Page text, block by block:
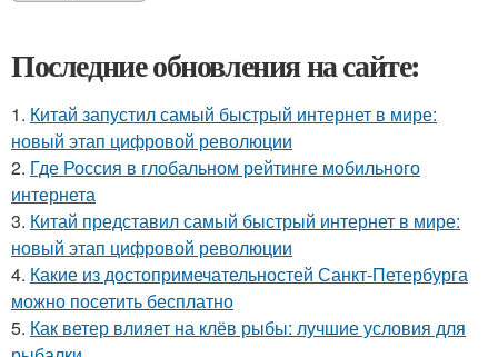
Последние обновления на сайте:
1. Китай запустил самый быстрый интернет в мире:
новый этап цифровой революции
2. Где Россия в глобальном рейтинге мобильного
интернета
3. Китай представил самый быстрый интернет в мире:
новый этап цифровой революции
4. Какие из достопримечательностей Санкт-Петербурга
можно посетить бесплатно
5. Как ветер влияет на клёв рыбы: лучшие условия для